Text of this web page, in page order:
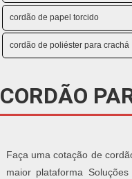
cordão de papel torcido
cordão de poliéster para crachá
CORDÃO
Faça uma cotação de
maior plataforma